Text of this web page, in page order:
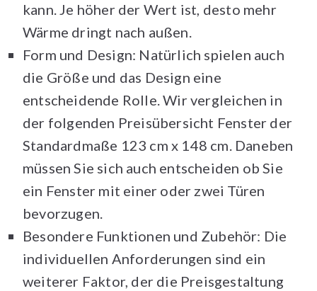
kann. Je höher der Wert ist, desto mehr
Wärme dringt nach außen.
Form und Design: Natürlich spielen auch
die Größe und das Design eine
entscheidende Rolle. Wir vergleichen in
der folgenden Preisübersicht Fenster der
Standardmaße 123 cm x 148 cm. Daneben
müssen Sie sich auch entscheiden ob Sie
ein Fenster mit einer oder zwei Türen
bevorzugen.
Besondere Funktionen und Zubehör: Die
individuellen Anforderungen sind ein
weiterer Faktor, der die Preisgestaltung